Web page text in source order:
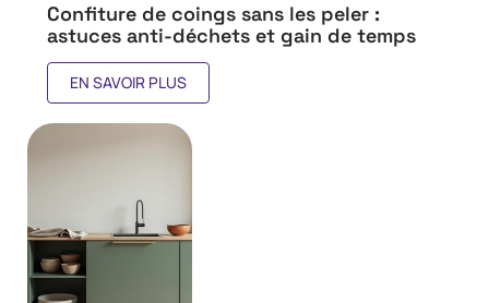
Confiture de coings sans les peler :
astuces anti-déchets et gain de temps
EN SAVOIR PLUS